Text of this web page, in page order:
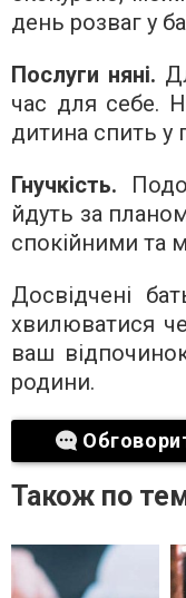
день розваг у
Послуги няні.
час для себе.
дитина спить у
Гнучкість.
йдуть за
спокійними та
Досвідчені
хвилюватися
ваш
родини.
Також по